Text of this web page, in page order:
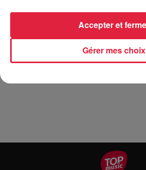
À 11h, un concert de musique
magique, où vous découvrirez six
des conteuses qui vous feront
Gérer mes choix
Accepter et